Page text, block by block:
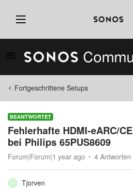
Fortgeschrittene Setups
BEANTWORTET
Fehlerhafte HDMI-eARC/
bei Philips 65PUS8609
Forum|Forum|1 year ago 4 Antworten
T
Tjorven